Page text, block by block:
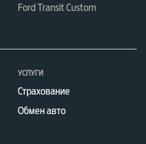
Ford Transit Custom
УСЛУГИ
Страхование
Обмен авто